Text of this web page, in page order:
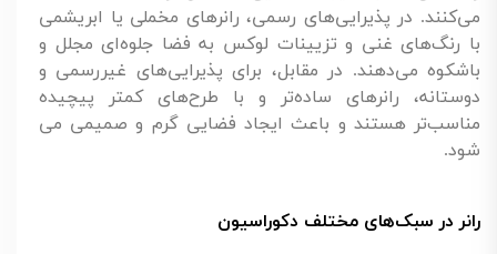
می‌کنند. در پذیرایی‌های رسمی، رانرهای مخملی یا ابریشمی
با رنگ‌های غنی و تزیینات لوکس به فضا جلوه‌ای مجلل و
باشکوه می‌دهند. در مقابل، برای پذیرایی‌های غیررسمی و
دوستانه، رانرهای ساده‌تر و با طرح‌های کمتر پیچیده
مناسب‌تر هستند و باعث ایجاد فضایی گرم و صمیمی می
شود.
رانر در سبک‌های مختلف دکوراسیون